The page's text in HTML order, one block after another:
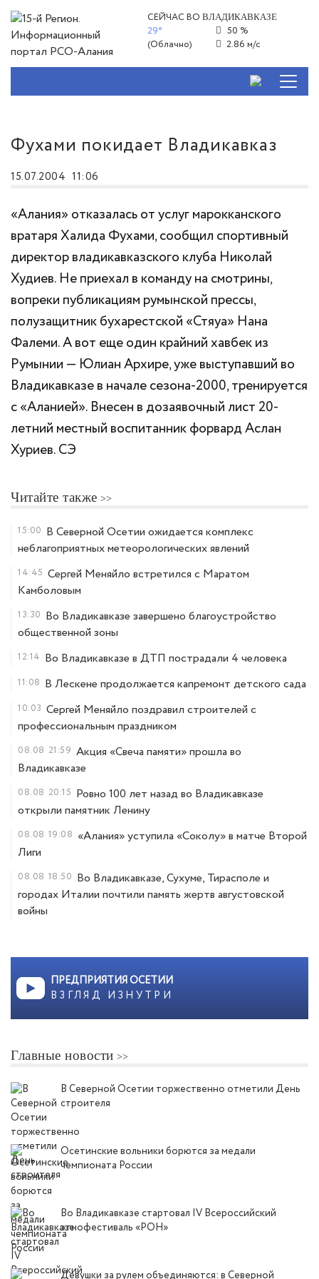
СЕЙЧАС ВОВЛАДИКАВКАЗЕ
29°
(Облачно)
50 %
2.86 м/с
Фухами покидает Владикавказ
15.07.2004 11:06
«Алания» отказалась от услуг марокканского
вратаря Халида Фухами, сообщил спортивный
директор владикавказского клуба Николай
Худиев. Не приехал в команду на смотрины,
вопреки публикациям румынской прессы,
полузащитник бухарестской «Стяуа» Нана
Фалеми. А вот еще один крайний хавбек из
Румынии — Юлиан Архире, уже выступавший во
Владикавказе в начале сезона-2000, тренируется
с «Аланией». Внесен в дозаявочный лист 20-
летний местный воспитанник форвард Аслан
Хуриев. CЭ
Читайте также
15:00 В Северной Осетии ожидается комплекс
неблагоприятных метеорологических явлений
14:45 Сергей Меняйло встретился с Маратом
Камболовым
13:30 Во Владикавказе завершено благоустройство
общественной зоны
12:14 Во Владикавказе в ДТП пострадали 4 человека
11:08 В Лескене продолжается капремонт детского сада
10:03 Сергей Меняйло поздравил строителей с
профессиональным праздником
08.08 21:59 Акция «Свеча памяти» прошла во
Владикавказе
08.08 20:15 Ровно 100 лет назад во Владикавказе
открыли памятник Ленину
08.08 19:08 «Алания» уступила «Соколу» в матче Второй
Лиги
08.08 18:50 Во Владикавказе, Сухуме, Тирасполе и
городах Италии почтили память жертв августовской
войны
ПРЕДПРИЯТИЯ ОСЕТИИ
ВЗГЛЯД ИЗНУТРИ
Главные новости
В Северной Осетии торжественно отметили День
строителя
Осетинские вольники борются за медали
чемпионата России
Во Владикавказе стартовал IV Всероссийский
этнофестиваль «РОН»
Девушки за рулем объединяются: в Северной